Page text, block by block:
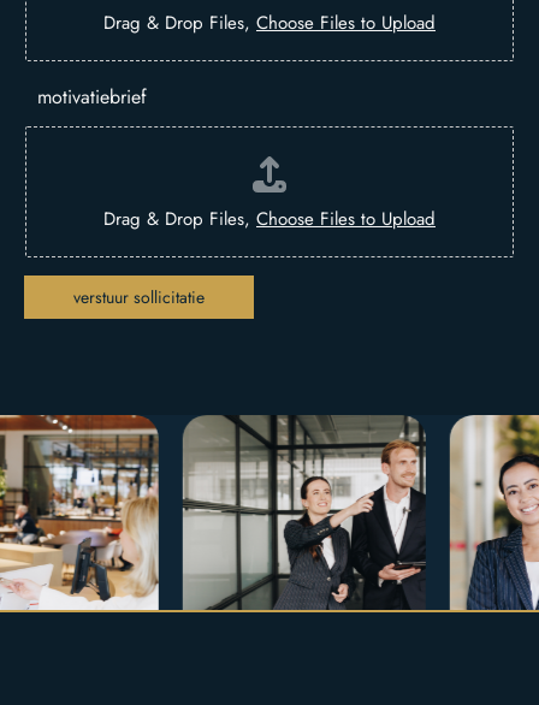
Drag & Drop Files, Choose Files to Upload
motivatiebrief
Drag & Drop Files, Choose Files to Upload
verstuur sollicitatie